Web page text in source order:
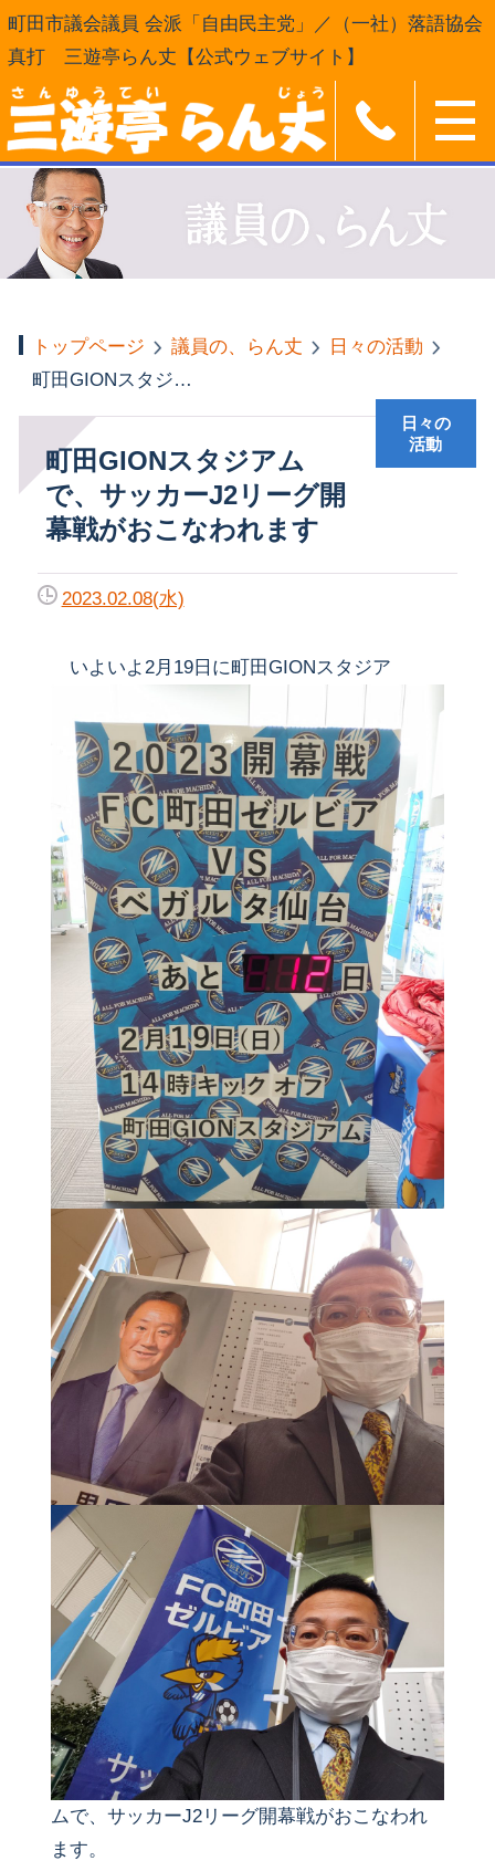
町田市議会議員 会派「自由民主党」／（一社）落語協会
真打 三遊亭らん丈【公式ウェブサイト】
トップページ 議員の、らん丈
日々の活動
町田GIONスタジアムで、サッカーJ2リーグ開幕戦がおこなわれます
町田GIONスタジアム
で、サッカーJ2リーグ開
幕戦がおこなわれます
日々の
活動
2023.02.08(水)
いよいよ2月19日に町田GIONスタジア
ムで、サッカーJ2リーグ開幕戦がおこなわれ
ます。